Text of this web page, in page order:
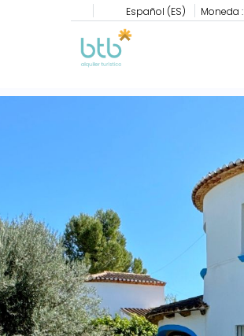
Español (ES) Moneda :